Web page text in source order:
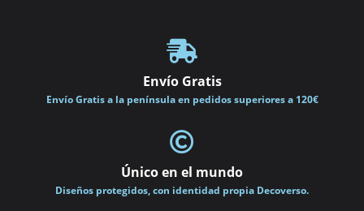

Envío Gratis
Envío Gratis a la península en pedidos superiores a 120€

Único en el mundo
Diseños protegidos, con identidad propia Decoverso.